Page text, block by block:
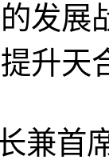
发展
升天
首席